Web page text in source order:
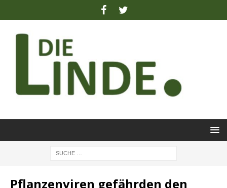
Pflanzenviren gefährden den